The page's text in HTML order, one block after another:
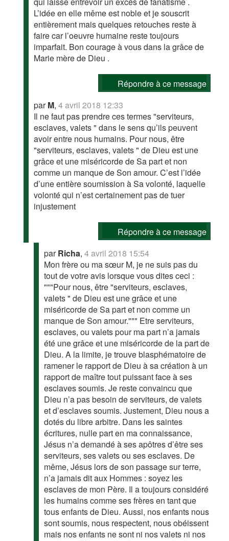
L’idée en elle même est noble et je souscrit
entièrement mais quelques retouches reste à
faire car l’oeuvre humaine reste toujours
imparfait. Bon courage à vous dans la grâce de
Marie mère de Dieu .
Répondre à ce message
parM,4 avril 2018 12:33
Il ne faut pas prendre ces termes "serviteurs,
esclaves, valets " dans le sens qu’ils peuvent
avoir entre nous humains. Pour nous, être
"serviteurs, esclaves, valets " de Dieu est une
grâce et une miséricorde de Sa part et non
comme un manque de Son amour. C’est l’idée
d’une entière soumission à Sa volonté, laquelle
volonté qui n’est certainement pas de tuer
injustement
Répondre à ce message
parRicha,4 avril 2018 15:54
Mon frère ou ma sœur M, je ne suis pas du
tout de votre avis lorsque vous dites ceci :
"""Pour nous, être "serviteurs, esclaves,
valets " de Dieu est une grâce et une
miséricorde de Sa part et non comme un
manque de Son amour.""" Etre serviteurs,
esclaves, ou valets pour ma part n’a jamais
été une grâce et une miséricorde de la part de
Dieu. A la limite, je trouve blasphématoire de
ramener le rapport de Dieu à sa création à un
rapport de maître tout puissant face à ses
esclaves soumis. Je reste convaincu que
Dieu n’a pas besoin de serviteurs, de valets
et d’esclaves soumis. Justement, Dieu nous a
dotés du libre arbitre. Dans les saintes
écritures, nulle part en ma connaissance,
Jésus n’a demandé à ses apôtres d’être ses
serviteurs, ses valets ou ses esclaves. De
même, Jésus lors de son passage sur terre,
n’a jamais dit aux Hommes : soyez les
esclaves de mon Père. Il a toujours considéré
les humains comme ses frères en tant que
tous enfants de Dieu. Aussi, nos enfants nous
sont soumis, nous respectent, nous obéissent
mais nos enfants ne sont ni nos valets ni nos